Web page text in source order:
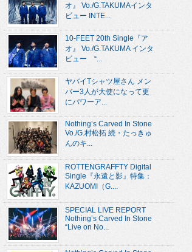
オ』 Vo./G.TAKUMAインタ
ビュー INTE...
10-FEET 20th Single『ア
オ』 Vo./G.TAKUMA インタ
ビュー “...
ヤバイTシャツ屋さん メン
バー3人が大使になって更
にパワーア...
Nothing’s Carved In Stone
Vo./G.村松拓 続・たっきゅ
んのキ...
ROTTENGRAFFTY Digital
Single『永遠と影』特集：
KAZUOMI（G....
SPECIAL LIVE REPORT
Nothing’s Carved In Stone
“Live on No...